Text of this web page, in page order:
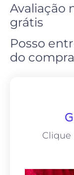
Avaliação
grátis
Posso
do
Clique